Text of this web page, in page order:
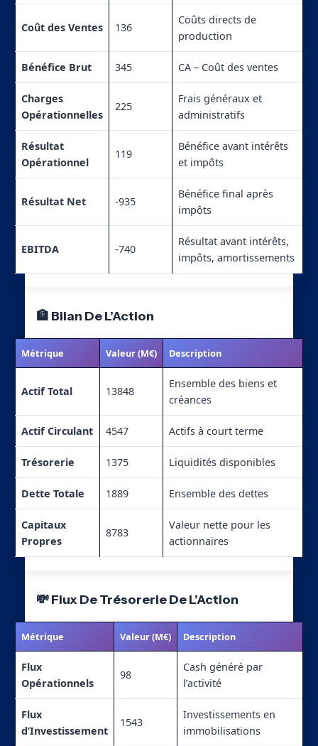
Coût des Ventes 136
Coûts directs de
production
Bénéfice Brut 345 CA – Coût des ventes
Charges
Opérationnelles
225
Frais généraux et
administratifs
Résultat
Opérationnel
119
Bénéfice avant intérêts
et impôts
Résultat Net -935
Bénéfice final après
impôts
EBITDA -740
Résultat avant intérêts,
impôts, amortissements
🏦 Bilan De L’Action
Métrique Valeur (M€) Description
Actif Total 13848
Ensemble des biens et
créances
Actif Circulant 4547 Actifs à court terme
Trésorerie 1375 Liquidités disponibles
Dette Totale 1889 Ensemble des dettes
Capitaux
Propres
8783
Valeur nette pour les
actionnaires
💸 Flux De Trésorerie De L’Action
Métrique Valeur (M€) Description
Flux
Opérationnels
98
Cash généré par
l’activité
Flux
d’Investissement
1543
Investissements en
immobilisations